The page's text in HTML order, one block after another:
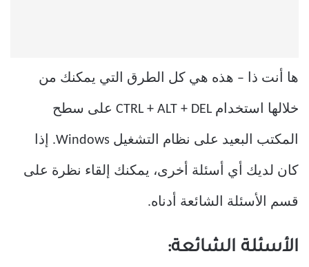
ها أنت ذا – هذه هي كل الطرق التي يمكنك من
خلالها استخدام CTRL + ALT + DEL على سطح
المكتب البعيد على نظام التشغيل Windows. إذا
كان لديك أي أسئلة أخرى، يمكنك إلقاء نظرة على
قسم الأسئلة الشائعة أدناه.
الأسئلة الشائعة: